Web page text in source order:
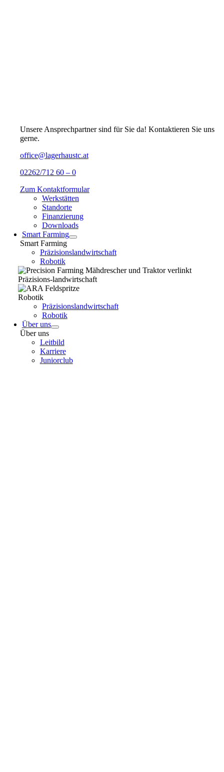
Unsere Ansprechpartner sind für Sie da! Kontaktieren Sie uns
gerne.
office@lagerhaustc.at
02262/712 60 – 0
Zum Kontaktformular
Werkstätten
Standorte
Finanzierung
Downloads
Smart Farming
Smart Farming
Präzisionslandwirtschaft
Robotik
Präzisions-landwirtschaft
Robotik
Präzisionslandwirtschaft
Robotik
Über uns
Über uns
Leitbild
Karriere
Juniorclub